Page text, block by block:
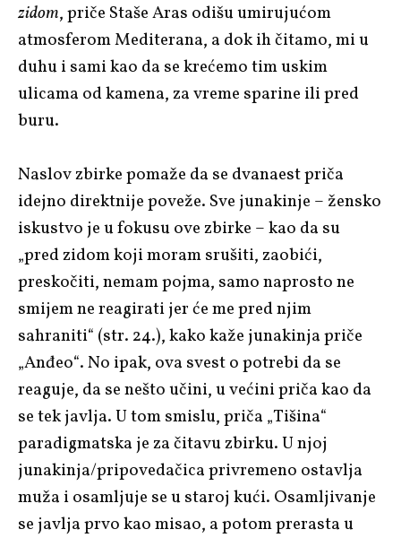
zidom, priče Staše Aras odišu umirujućom
atmosferom Mediterana, a dok ih čitamo, mi u
duhu i sami kao da se krećemo tim uskim
ulicama od kamena, za vreme sparine ili pred
buru.
Naslov zbirke pomaže da se dvanaest priča
idejno direktnije poveže. Sve junakinje – žensko
iskustvo je u fokusu ove zbirke – kao da su
„pred zidom koji moram srušiti, zaobići,
preskočiti, nemam pojma, samo naprosto ne
smijem ne reagirati jer će me pred njim
sahraniti“ (str. 24.), kako kaže junakinja priče
„Anđeo“. No ipak, ova svest o potrebi da se
reaguje, da se nešto učini, u većini priča kao da
se tek javlja. U tom smislu, priča „Tišina“
paradigmatska je za čitavu zbirku. U njoj
junakinja/pripovedačica privremeno ostavlja
muža i osamljuje se u staroj kući. Osamljivanje
se javlja prvo kao misao, a potom prerasta u